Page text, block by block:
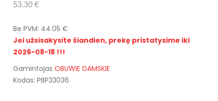
53.30 €
Be PVM: 44.05 €
Jei užsisakysite šiandien, prekę pristatysime iki
2026-08-18 !!!
Gamintojas OBUWIE DAMSKIE
Kodas: PBP33036